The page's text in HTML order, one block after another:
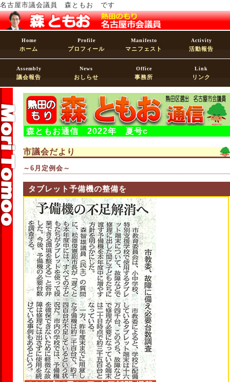
名古屋市議会議員 森ともお です
Home
ホーム
Profile
プロフィール
Manifesto
マニフェスト
Activity
活動報告
Assembly
議会報告
News
おしらせ
Office
事務所
Link
リンク
森ともお通信 2022年 夏号c
市議会だより
～6月定例会～
タブレット予備機の整備を